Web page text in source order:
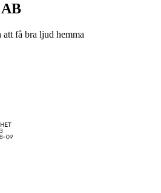
att få bra ljud hemma